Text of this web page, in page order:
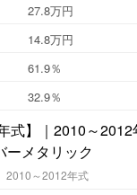
27.8万円
14.8万円
61.9％
32.9％
2010～2012年式